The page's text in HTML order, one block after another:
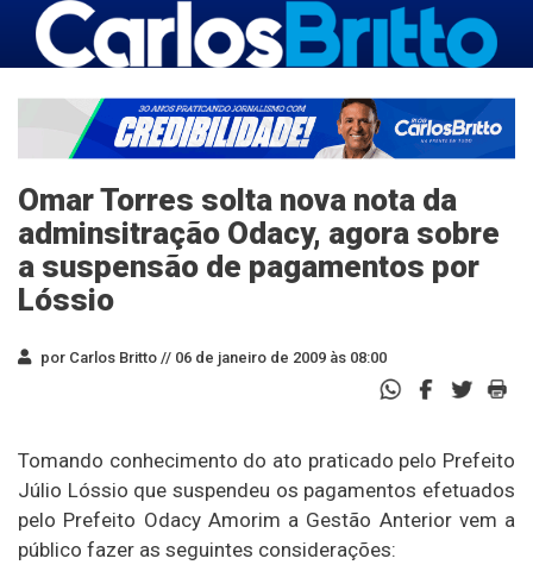
Omar Torres solta nova nota da
adminsitração Odacy, agora sobre
a suspensão de pagamentos por
Lóssio
por Carlos Britto // 06 de janeiro de 2009 às 08:00
Tomando conhecimento do ato praticado pelo Prefeito
Júlio Lóssio que suspendeu os pagamentos efetuados
pelo Prefeito Odacy Amorim a Gestão Anterior vem a
público fazer as seguintes considerações: